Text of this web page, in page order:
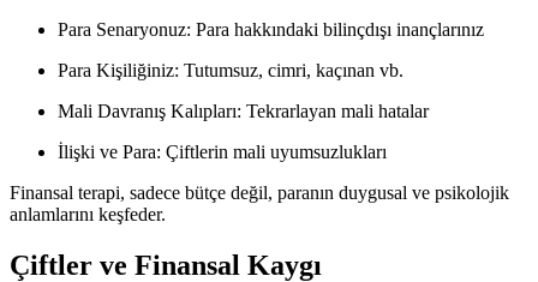
Para Senaryonuz: Para hakkındaki bilinçdışı inançlarınız
Para Kişiliğiniz: Tutumsuz, cimri, kaçınan vb.
Mali Davranış Kalıpları: Tekrarlayan mali hatalar
İlişki ve Para: Çiftlerin mali uyumsuzlukları
Finansal terapi, sadece bütçe değil, paranın duygusal ve psikolojik
anlamlarını keşfeder.
Çiftler ve Finansal Kaygı